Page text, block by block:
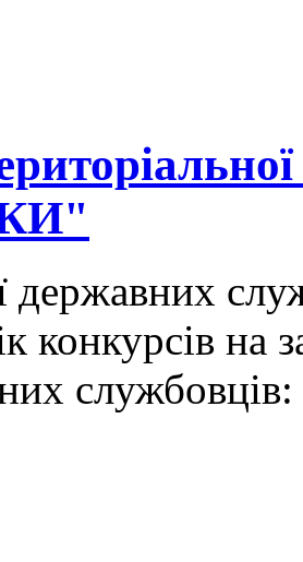
державних
конкурсів на
службовців: